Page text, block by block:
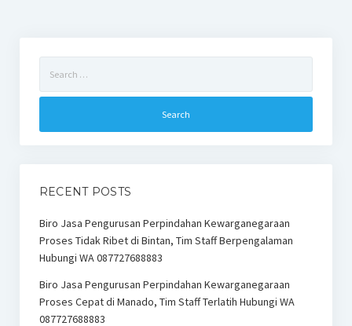
for:
RECENT POSTS
Biro Jasa Pengurusan Perpindahan Kewarganegaraan
Proses Tidak Ribet di Bintan, Tim Staff Berpengalaman
Hubungi WA 087727688883
Biro Jasa Pengurusan Perpindahan Kewarganegaraan
Proses Cepat di Manado, Tim Staff Terlatih Hubungi WA
087727688883